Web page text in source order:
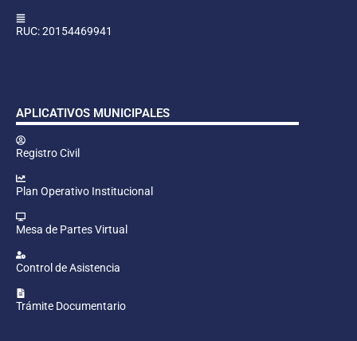
RUC: 20154469941
APLICATIVOS MUNICIPALES
Registro Civil
Plan Operativo Institucional
Mesa de Partes Virtual
Control de Asistencia
Trámite Documentario